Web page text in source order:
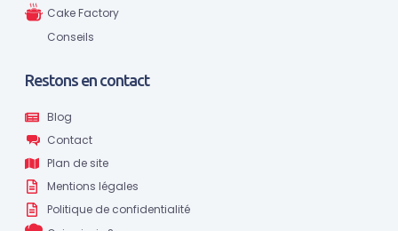
Cake Factory
Conseils
Restons en contact
Blog
Contact
Plan de site
Mentions légales
Politique de confidentialité